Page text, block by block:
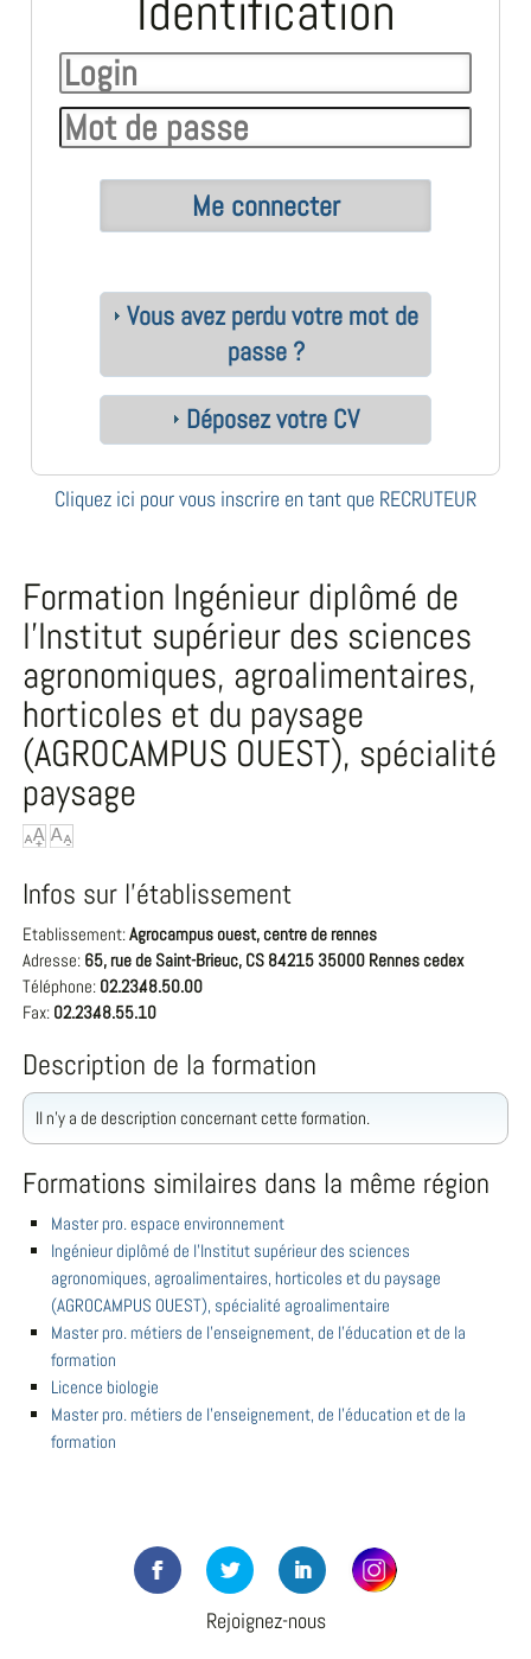
Vous avez perdu votre mot de
passe ?
Déposez votre CV
Cliquez ici pour vous inscrire en tant que RECRUTEUR
Formation Ingénieur diplômé de
l'Institut supérieur des sciences
agronomiques, agroalimentaires,
horticoles et du paysage
(AGROCAMPUS OUEST), spécialité
paysage
Infos sur l'établissement
Etablissement:Agrocampus ouest, centre de rennes
Adresse: 65, rue de Saint-Brieuc, CS 84215 35000 Rennes cedex
Téléphone: 02.23.48.50.00
Fax: 02.23.48.55.10
Description de la formation
Il n'y a de description concernant cette formation.
Formations similaires dans la même région
Master pro. espace environnement
Ingénieur diplômé de l'Institut supérieur des sciences
agronomiques, agroalimentaires, horticoles et du paysage
(AGROCAMPUS OUEST), spécialité agroalimentaire
Master pro. métiers de l'enseignement, de l'éducation et de la
formation
Licence biologie
Master pro. métiers de l'enseignement, de l'éducation et de la
formation
Rejoignez-nous